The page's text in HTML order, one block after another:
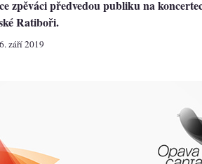
zpěváci předvedou publiku na
Ratiboři.
září 2019